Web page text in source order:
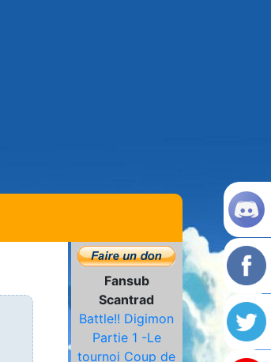
Fansub
Scantrad
Battle!! Digimon
Partie 1 -Le
tournoi Coup de